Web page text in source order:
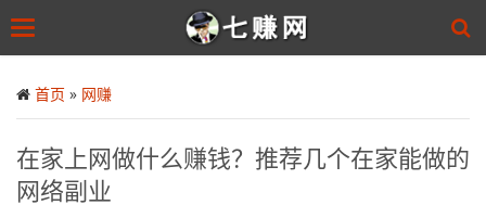
to
main
Toggle
首页 » 网赚
在家上网做什么赚钱？推荐几个在家能做的
网络副业